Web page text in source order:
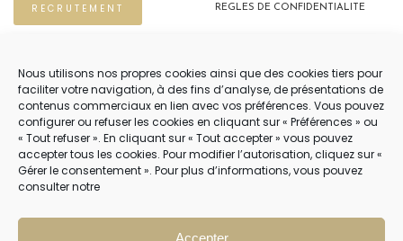
Nous utilisons nos propres cookies ainsi que des cookies tiers pour
faciliter votre navigation, à des fins d’analyse, de présentations de
contenus commerciaux en lien avec vos préférences. Vous pouvez
configurer ou refuser les cookies en cliquant sur « Préférences » ou
« Tout refuser ». En cliquant sur « Tout accepter » vous pouvez
accepter tous les cookies. Pour modifier l’autorisation, cliquez sur «
Gérer le consentement ». Pour plus d’informations, vous pouvez
consulter notre
Accepter
RECRUTEMENT REGLES DE CONFIDENTIALITE
NOUS CONTACTER
04 22 54 75 02
NOTRE SERVICE CLIENT EST OUVERT DU LUNDI AU VENDREDI DE 9H À 12H